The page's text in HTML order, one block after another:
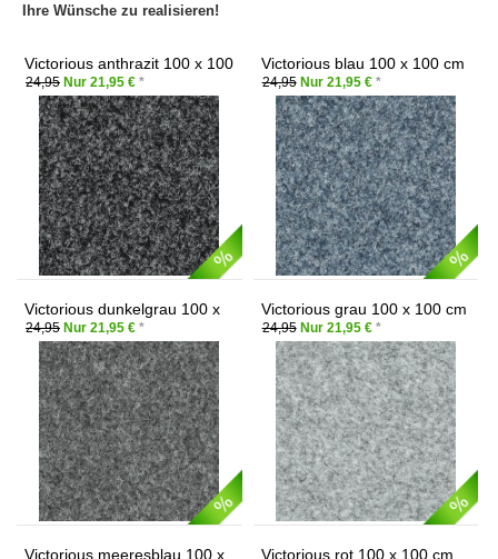
Ihre Wünsche zu realisieren!
Victorious anthrazit 100 x 100
cm
24,95 Nur 21,95 € *
Victorious blau 100 x 100 cm
24,95Nur 21,95 € *
Victorious dunkelgrau 100 x
100 cm
24,95 Nur 21,95 € *
Victorious grau 100 x 100 cm
24,95Nur 21,95 € *
Victorious meeresblau 100 x
Victorious rot 100 x 100 cm